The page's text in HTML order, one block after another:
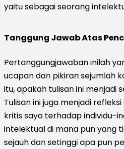
yaitu sebagai seorang
Tanggung Jawab Atas
Pertanggungjawaban inilah
ucapan dan pikiran sejumlah
itu, apakah tulisan ini menjadi
Tulisan ini juga menjadi
kritis saya terhadap individu-
intelektual di mana pun yang
sejauh dan setinggi apa pun